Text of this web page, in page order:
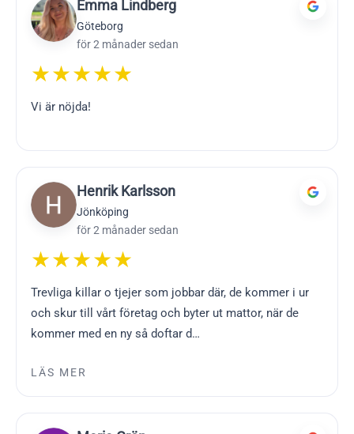
Emma Lindberg
Göteborg
för 2 månader sedan
★★★★★
Vi är nöjda!
Henrik Karlsson
Jönköping
för 2 månader sedan
★★★★★
Trevliga killar o tjejer som jobbar där, de kommer i ur
och skur till vårt företag och byter ut mattor, när de
kommer med en ny så doftar d…
LÄS MER